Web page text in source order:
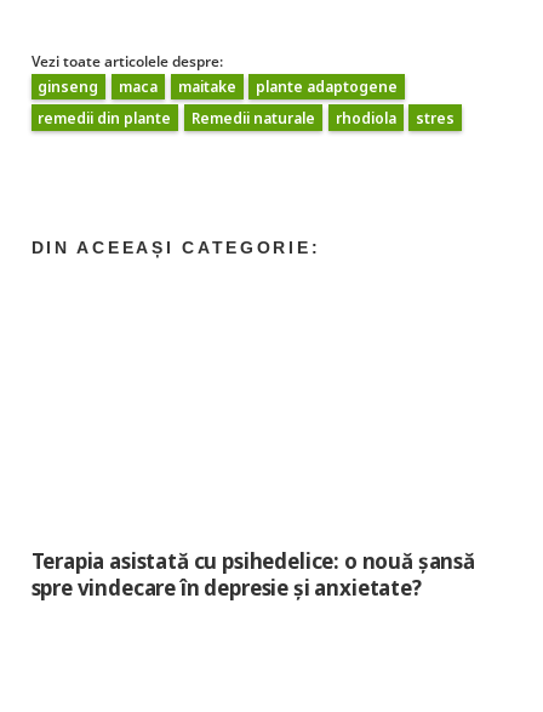
Vezi toate articolele despre:
ginseng
maca maitake
plante adaptogene
remedii din plante
Remedii naturale rhodiola stres
Terapia asistată cu psihedelice: o nouă șansă
spre vindecare în depresie și anxietate?